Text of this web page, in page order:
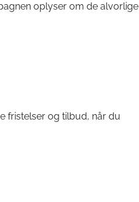
oplyser om de alvorlige
fristelser og tilbud, når du